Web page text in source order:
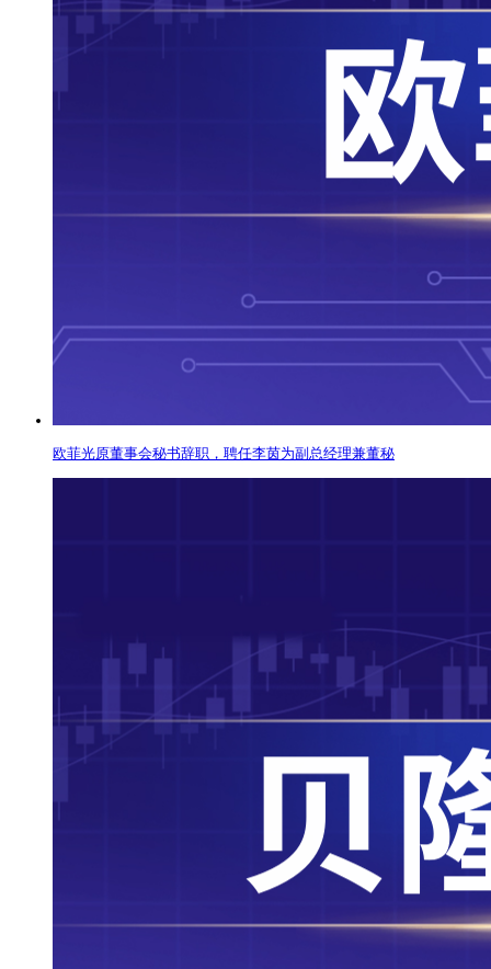
欧菲光原董事会秘书辞职，聘任李茵为副总经理兼董秘